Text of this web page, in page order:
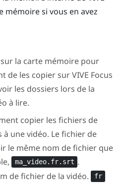
mémoire si vous en avez
la carte mémoire pour
de les copier surVIVE Focus
les dossiers lors de la
à lire.
copier les fichiers de
à une vidéo. Le fichier de
le même nom de fichier que
ma_video.fr.srt .
de fichier de la vidéo. fr